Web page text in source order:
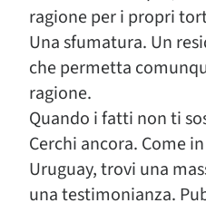
ragione per i propri
Una sfumatura. Un
che permetta
ragione.
Quando i fatti non ti
Cerchi ancora. Come
Uruguay, trovi una
una testimonianza.